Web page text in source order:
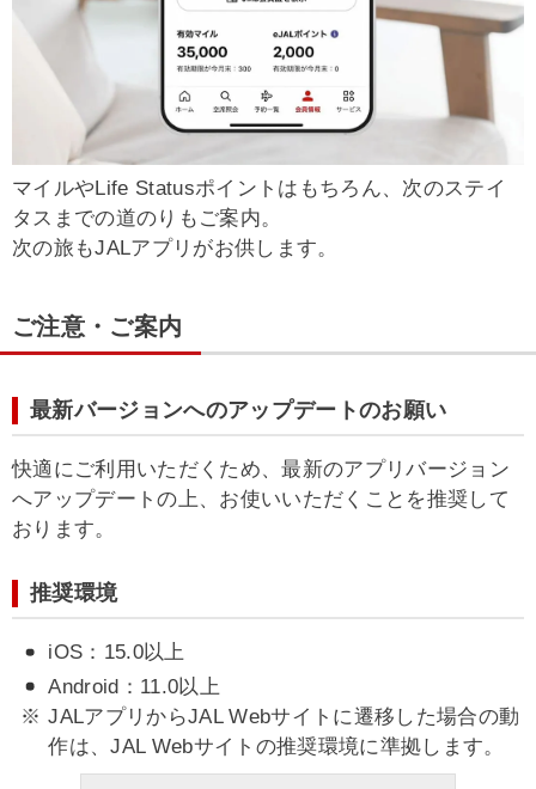
マイルやLife Statusポイントはもちろん、次のステイ
タスまでの道のりもご案内。
次の旅もJALアプリがお供します。
ご注意・ご案内
最新バージョンへのアップデートのお願い
快適にご利用いただくため、最新のアプリバージョン
へアップデートの上、お使いいただくことを推奨して
おります。
推奨環境
iOS：15.0以上
Android：11.0以上
JALアプリからJAL Webサイトに遷移した場合の動
作は、JAL Webサイトの推奨環境に準拠します。